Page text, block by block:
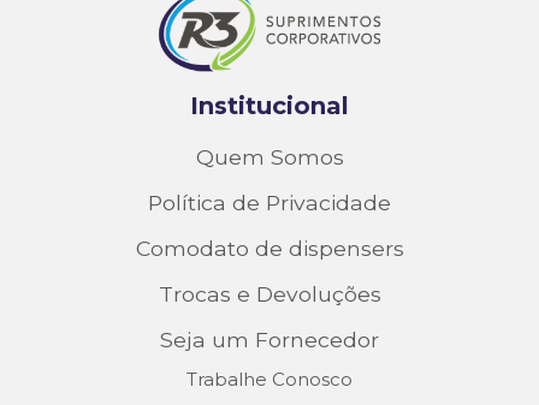
Institucional
Quem Somos
Política de Privacidade
Comodato de dispensers
Trocas e Devoluções
Seja um Fornecedor
Trabalhe Conosco